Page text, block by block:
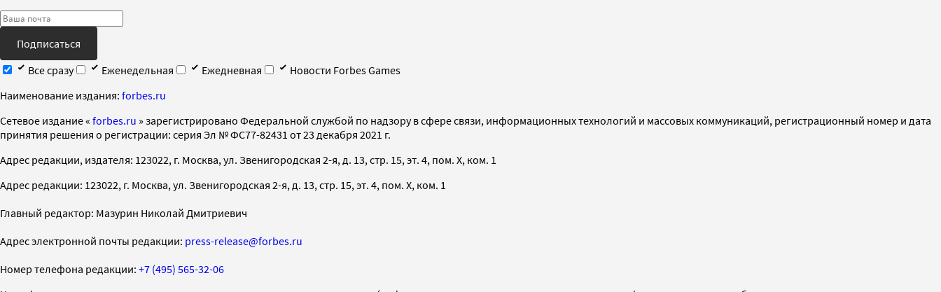
Подписаться
Все сразу
Еженедельная Ежедневная
Новости Forbes Games
Наименование издания: forbes.ru
Cетевое издание « forbes.ru » зарегистрировано Федеральной службой по надзору в сфере связи, информационных технологий и массовых коммуникаций, регистрационный номер и дата
принятия решения о регистрации: серия Эл № ФС77-82431 от 23 декабря 2021 г.
Адрес редакции, издателя: 123022, г. Москва, ул. Звенигородская 2-я, д. 13, стр. 15, эт. 4, пом. X, ком. 1
Адрес редакции: 123022, г. Москва, ул. Звенигородская 2-я, д. 13, стр. 15, эт. 4, пом. X, ком. 1
Главный редактор: Мазурин Николай Дмитриевич
Адрес электронной почты редакции: press-release@forbes.ru
Номер телефона редакции: +7 (495) 565-32-06